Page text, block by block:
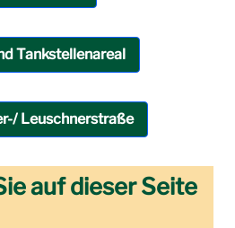
Tankstellenareal
Leuschnerstraße
auf dieser Seite